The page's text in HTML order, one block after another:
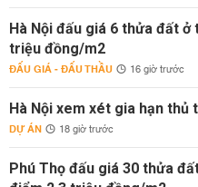
Hà Nội đấu giá 6 thửa đất
triệu đồng/m2
ĐẤU GIÁ - ĐẤU THẦU 16 giờ trước
Hà Nội xem xét gia hạn thủ
DỰ ÁN 18 giờ trước
Phú Thọ đấu giá 30 thửa